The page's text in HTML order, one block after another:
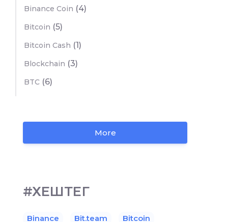
Binance Coin (4)
Bitcoin (5)
Bitcoin Cash (1)
Blockchain (3)
BTC (6)
More
#ХЕШТЕГ
Binance Bit.team
Bitcoin